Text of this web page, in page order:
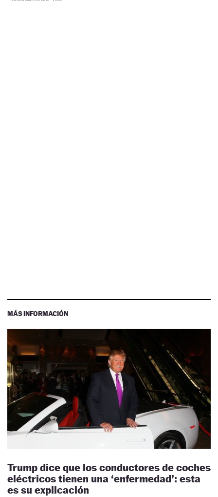
MÁS INFORMACIÓN
Trump dice que los conductores de coches
eléctricos tienen una ‘enfermedad’: esta
es su explicación